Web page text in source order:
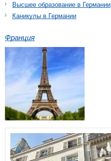
Высшее образование в Германии
Каникулы в Германии
Франция